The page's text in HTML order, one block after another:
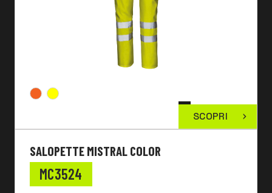
SCOPRI
SALOPETTE MISTRAL COLOR
MC3524